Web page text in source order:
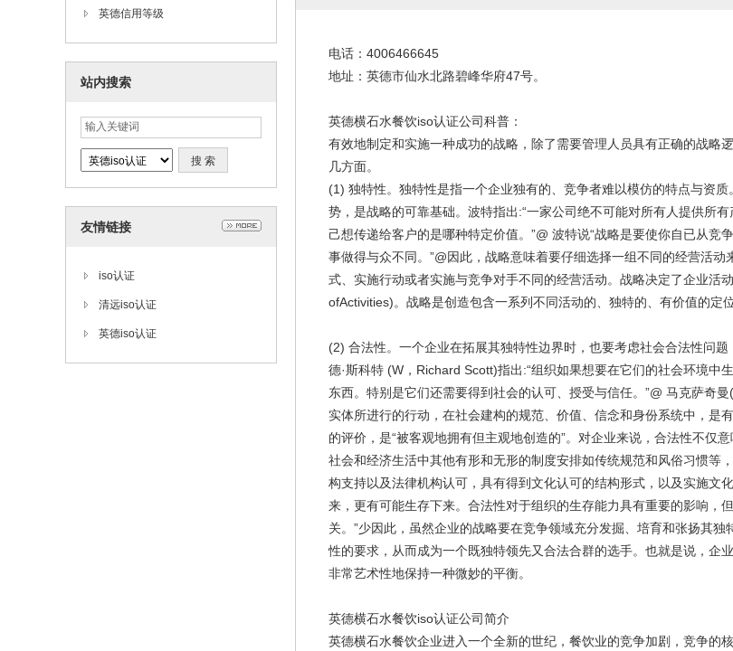
英德信用等级
站内搜索
友情链接
iso认证
清远iso认证
英德iso认证
电话：4006466645
地址：英德市仙水北路碧峰华府47号。
英德横石水餐饮iso认证公司科普：
有效地制定和实施一种成功的战略，除了需要管理人员具有正确的战
几方面。
(1) 独特性。独特性是指一个企业独有的、竞争者难以模仿的特点与资
势，是战略的可靠基础。波特指出:“一家公司绝不可能对所有人提供所
己想传递给客户的是哪种特定价值。”@ 波特说“战略是要使你自已从
事做得与众不同。”@因此，战略意味着要仔细选择一组不同的经营活
式、实施行动或者实施与竞争对手不同的经营活动。战略决定了企业活
ofActivities)。战略是创造包含一系列不同活动的、独特的、有价值的定
(2) 合法性。一个企业在拓展其独特性边界时，也要考虑社会合法性问
德·斯科特 (W，Richard Scott)指出:“组织如果想要在它们的社会环境
东西。特别是它们还需要得到社会的认可、授受与信任。”@ 马克萨奇
实体所进行的行动，在社会建构的规范、价值、信念和身份系统中，是
的评价，是“被客观地拥有但主观地创造的”。对企业来说，合法性不仅
社会和经济生活中其他有形和无形的制度安排如传统规范和风俗习惯等
构支持以及法律机构认可，具有得到文化认可的结构形式，以及实施文
来，更有可能生存下来。合法性对于组织的生存能力具有重要的影响
关。”少因此，虽然企业的战略要在竞争领域充分发掘、培育和张扬其
性的要求，从而成为一个既独特领先又合法合群的选手。也就是说，
非常艺术性地保持一种微妙的平衡。
英德横石水餐饮iso认证公司简介
英德横石水餐饮企业进入一个全新的世纪，餐饮业的竞争加剧，竞争